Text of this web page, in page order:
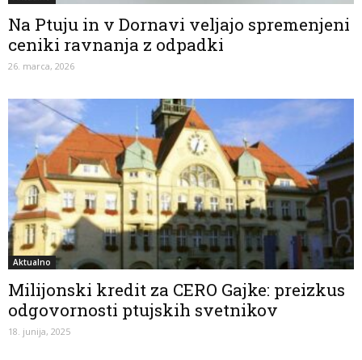
Na Ptuju in v Dornavi veljajo spremenjeni
ceniki ravnanja z odpadki
26. marca, 2026
Aktualno
Milijonski kredit za CERO Gajke: preizkus
odgovornosti ptujskih svetnikov
18. junija, 2025